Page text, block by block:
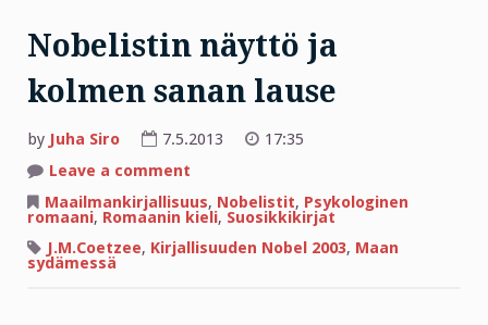
Nobelistin näyttö ja
kolmen sanan lause
by Juha Siro 7.5.2013
17:35
Leave a comment
näyttö
ja
kolmen
sanan
Maailmankirjallisuus, Nobelistit, Psykologinen
romaani, Romaanin kieli, Suosikkikirjat
J.M.Coetzee, Kirjallisuuden Nobel 2003, Maan
sydämessä